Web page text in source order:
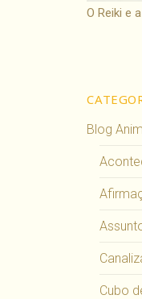
O Reiki e
Blog
Cubo